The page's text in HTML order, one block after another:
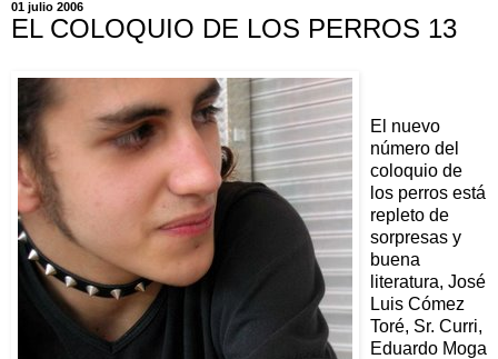
01 julio 2006
EL COLOQUIO DE LOS PERROS 13
El nuevo
número del
coloquio de
los perros está
repleto de
sorpresas y
buena
literatura, José
Luis Cómez
Toré, Sr. Curri,
Eduardo Moga